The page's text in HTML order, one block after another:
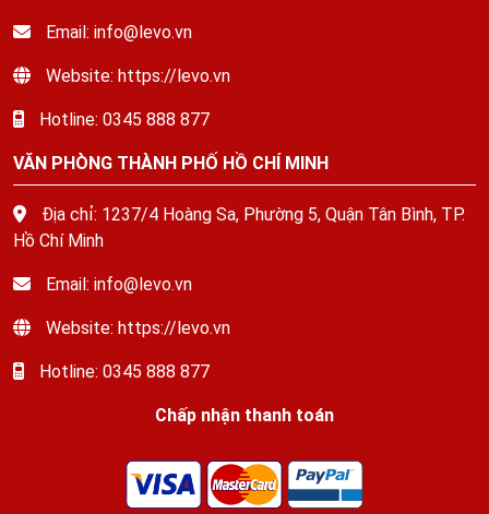
Email: info@levo.vn
Website: https://levo.vn
Hotline: 0345 888 877
VĂN PHÒNG THÀNH PHỐ HỒ CHÍ MINH
Địa chỉ: 1237/4 Hoàng Sa, Phường 5, Quận Tân Bình, TP.
Hồ Chí Minh
Email: info@levo.vn
Website: https://levo.vn
Hotline: 0345 888 877
Chấp nhận thanh toán